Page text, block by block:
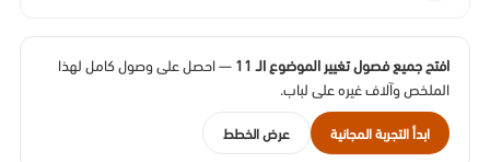
افتح جميع فصول تغيير الموضوع الـ 11
— احصل على وصول كامل لهذا
الملخص وآلاف غيره على لباب.
ابدأ التجربة المجانية عرض الخطط